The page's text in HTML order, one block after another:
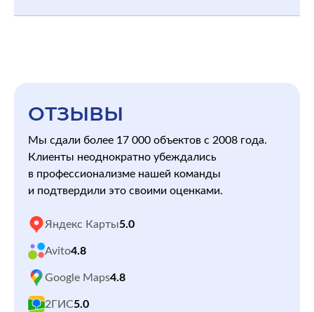
ОТЗЫВЫ
Мы сдали более 17 000 объектов с 2008 года.
Клиенты неоднократно убеждались
в профессионализме нашей команды
и подтвердили это своими оценками.
Яндекс Карты5.0
Avito4.8
Google Maps4.8
2ГИС5.0